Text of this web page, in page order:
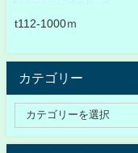
t112-1000ｍ
カテゴリー